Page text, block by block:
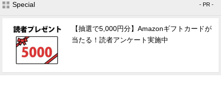
Special - PR -
【抽選で5,000円分】Amazonギフトカードが
当たる！読者アンケート実施中